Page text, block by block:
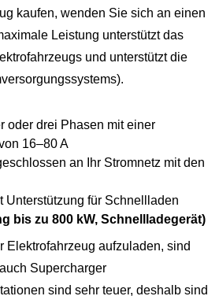
kaufen, wenden Sie sich an einen
Leistung unterstützt das
und unterstützt die
oder drei Phasen mit einer
16–80 A
an Ihr Stromnetz mit den
Unterstützung für Schnellladen
bis zu 800 kW, Schnellladegerät)
Elektrofahrzeug aufzuladen, sind
Supercharger
sind sehr teuer, deshalb sind